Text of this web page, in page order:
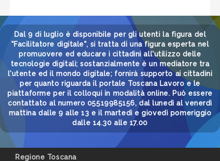
Dal 9 di luglio è disponibile per gli utenti la figura del
"Facilitatore digitale", si tratta di una figura esperta nel
promuovere ed educare i cittadini all'utilizzo delle
tecnologie digitali; sostanzialmente è un mediatore tra
l'utente ed il mondo digitale; fornirà supporto ai cittadini
per quanto riguarda il portale Toscana Lavoro e le
piattaforme per il colloqui in modalità online. Può essere
contattato al numero 05519985156, dal lunedì al venerdì
mattina dalle 9 alle 13 e il martedì e giovedì pomeriggio
dalle 14.30 alle 17.00
Regione Toscana